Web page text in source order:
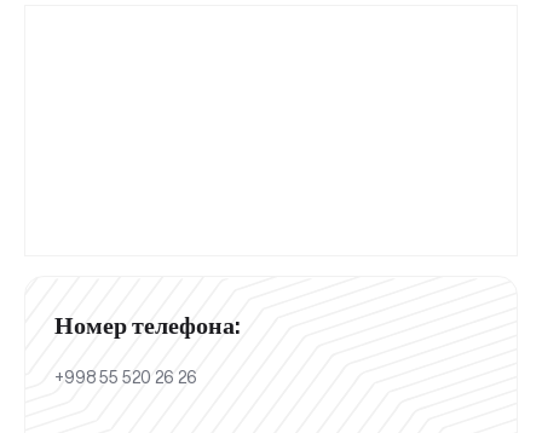
Номер телефона:
+998 55 520 26 26